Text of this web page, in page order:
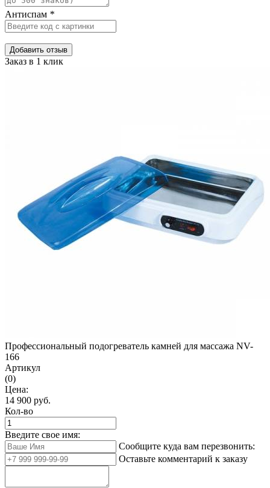
Антиспам *
Добавить отзыв
Заказ в 1 клик
Профессиональный подогреватель камней для массажа NV-
166
Артикул
(0)
Цена:
14 900 руб.
Кол-во
Введите свое имя:
Сообщите куда вам перезвонить:
Оставьте комментарий к заказу